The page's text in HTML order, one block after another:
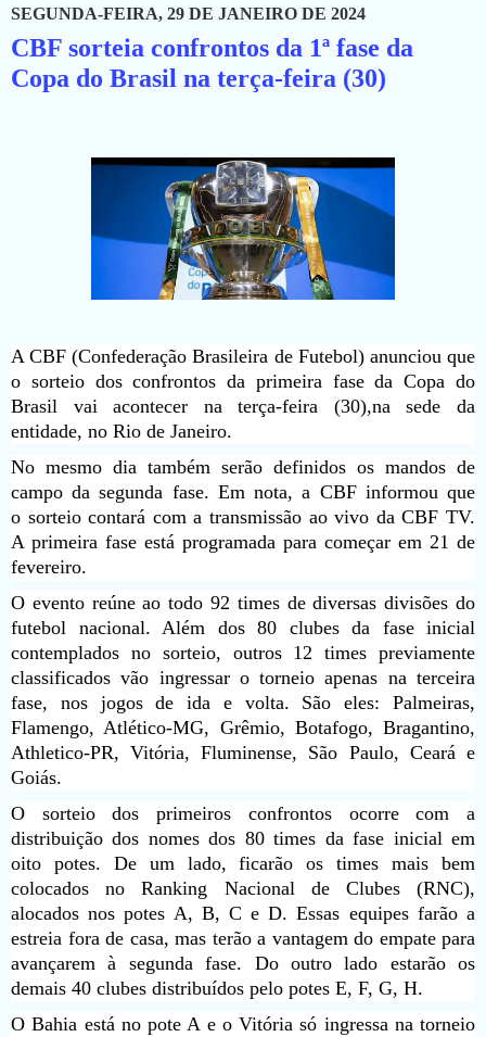
SEGUNDA-FEIRA, 29 DE JANEIRO DE 2024
CBF sorteia confrontos da 1ª fase da
Copa do Brasil na terça-feira (30)
A CBF (Confederação Brasileira de Futebol) anunciou que
o sorteio dos confrontos da primeira fase da Copa do
Brasil vai acontecer na terça-feira (30),na sede da
entidade, no Rio de Janeiro.
No mesmo dia também serão definidos os mandos de
campo da segunda fase. Em nota, a CBF informou que
o sorteio contará com a transmissão ao vivo da CBF TV.
A primeira fase está programada para começar em 21 de
fevereiro.
O evento reúne ao todo 92 times de diversas divisões do
futebol nacional. Além dos 80 clubes da fase inicial
contemplados no sorteio, outros 12 times previamente
classificados vão ingressar o torneio apenas na terceira
fase, nos jogos de ida e volta. São eles: Palmeiras,
Flamengo, Atlético-MG, Grêmio, Botafogo, Bragantino,
Athletico-PR, Vitória, Fluminense, São Paulo, Ceará e
Goiás.
O sorteio dos primeiros confrontos ocorre com a
distribuição dos nomes dos 80 times da fase inicial em
oito potes. De um lado, ficarão os times mais bem
colocados no Ranking Nacional de Clubes (RNC),
alocados nos potes A, B, C e D. Essas equipes farão a
estreia fora de casa, mas terão a vantagem do empate para
avançarem à segunda fase. Do outro lado estarão os
demais 40 clubes distribuídos pelo potes E, F, G, H.
O Bahia está no pote A e o Vitória só ingressa na torneio